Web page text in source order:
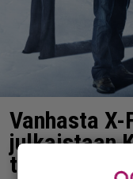
Vanhasta
julkaistaan
traileri